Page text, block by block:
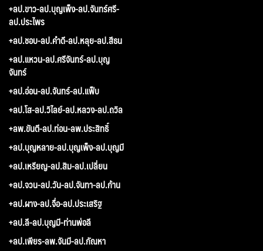
+ลป.ขาว-ลป.บุญเพ็ง-ลป.จันทร์ศรี-
ลป.ประไพร
+ลป.ชอบ-ลป.คำดี-ลป.หลุย-ลป.สีธน
+ลป.แหวน-ลป.ศรีจันทร์-ลป.บุญ
จันทร์
+ลป.อ่อน-ลป.จันทร์-ลป.แฟ็บ
+ลป.โส-ลป.วิไลย์-ลป.หลวง-ลป.ถวิล
+ลพ.ขันตี-ลป.ท่อน-ลพ.ประสิทธิ์
+ลป.บุญหลาย-ลป.บุญเพ็ง-ลป.บุญมี
+ลป.เหรียญ-ลป.สิม-ลป.เปลี่ยน
+ลป.จวน-ลป.วัน-ลป.จันทา-ลป.ก้าน
+ลป.ผาง-ลป.จื่อ-ลป.ประเสริฐ
+ลป.ลี-ลป.บุญมี-ท่านพ่อลี
+ลป.เพียร-ลพ.จันมี-ลป.กัณหา